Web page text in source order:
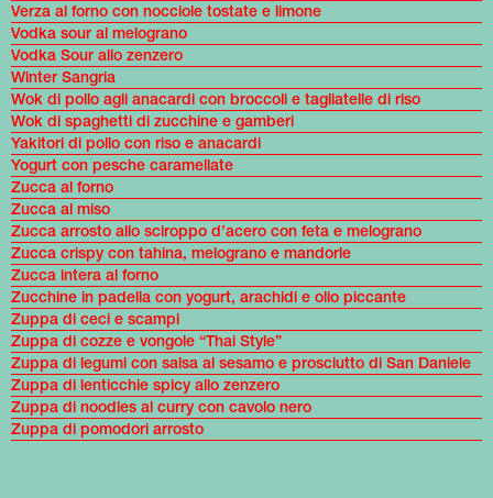
Verza al forno con nocciole tostate e limone
Vodka sour al melograno
Vodka Sour allo zenzero
Winter Sangria
Wok di pollo agli anacardi con broccoli e tagliatelle di riso
Wok di spaghetti di zucchine e gamberi
Yakitori di pollo con riso e anacardi
Yogurt con pesche caramellate
Zucca al forno
Zucca al miso
Zucca arrosto allo sciroppo d’acero con feta e melograno
Zucca crispy con tahina, melograno e mandorle
Zucca intera al forno
Zucchine in padella con yogurt, arachidi e olio piccante
Zuppa di ceci e scampi
Zuppa di cozze e vongole “Thai Style”
Zuppa di legumi con salsa al sesamo e prosciutto di San Daniele
Zuppa di lenticchie spicy allo zenzero
Zuppa di noodles al curry con cavolo nero
Zuppa di pomodori arrosto